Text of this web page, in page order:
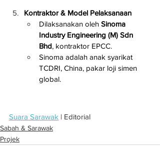
Kontraktor & Model Pelaksanaan
Dilaksanakan oleh Sinoma
Industry Engineering (M) Sdn
Bhd, kontraktor EPCC.
Sinoma adalah anak syarikat
TCDRI, China, pakar loji simen
global.
Suara Sarawak | Editorial
Sabah & Sarawak
Projek